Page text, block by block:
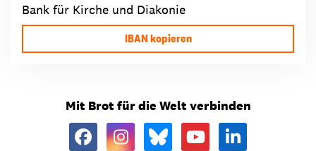
Bank für Kirche und Diakonie
IBAN kopieren
Mit Brot für die Welt verbinden